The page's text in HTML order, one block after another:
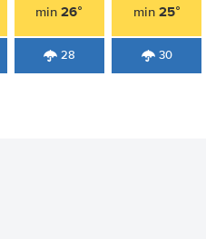
min26°
28
min 25°
30